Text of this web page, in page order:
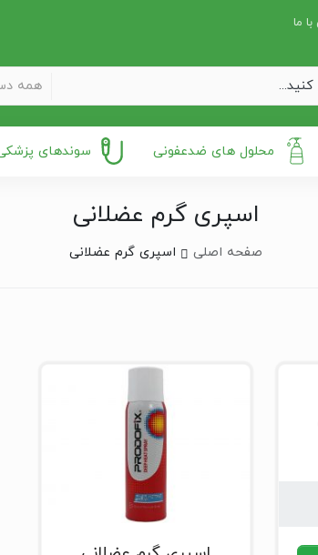
ما
همه
محلول های ضدعفونی سوندهای
اسپری گرم عضلانی
صفحه اصلی اسپری گرم عضلانی